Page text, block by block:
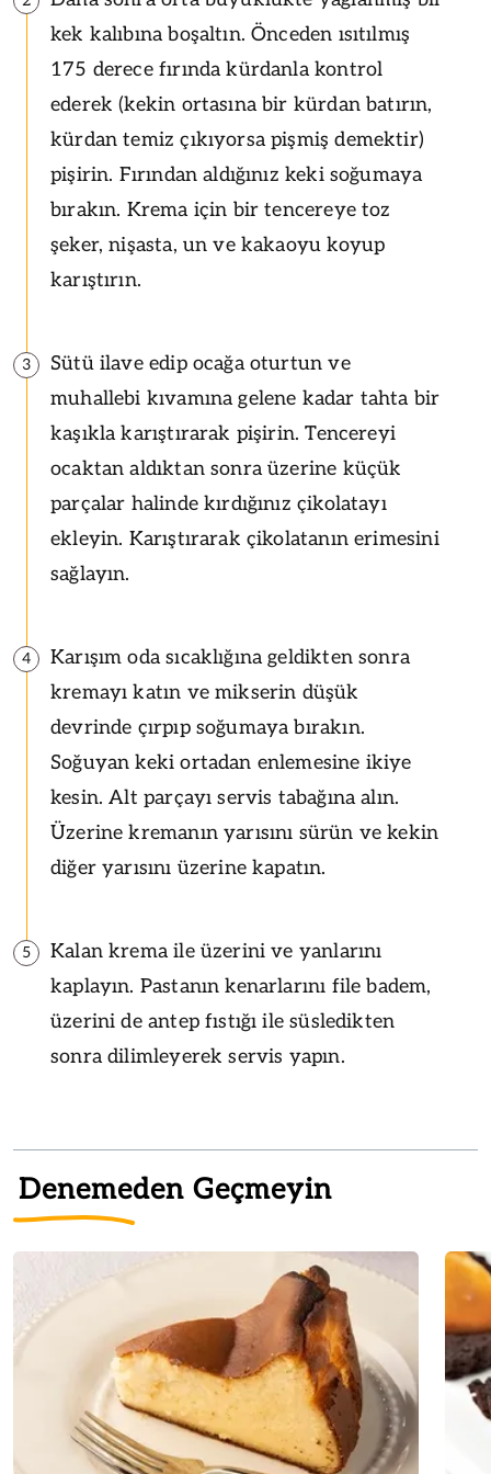
kek kalıbına boşaltın. Önceden ısıtılmış
175 derece fırında kürdanla kontrol
ederek (kekin ortasına bir kürdan batırın,
kürdan temiz çıkıyorsa pişmiş demektir)
pişirin. Fırından aldığınız keki soğumaya
bırakın. Krema için bir tencereye toz
şeker, nişasta, un ve kakaoyu koyup
karıştırın.
3
Sütü ilave edip ocağa oturtun ve
muhallebi kıvamına gelene kadar tahta bir
kaşıkla karıştırarak pişirin. Tencereyi
ocaktan aldıktan sonra üzerine küçük
parçalar halinde kırdığınız çikolatayı
ekleyin. Karıştırarak çikolatanın erimesini
sağlayın.
4
Karışım oda sıcaklığına geldikten sonra
kremayı katın ve mikserin düşük
devrinde çırpıp soğumaya bırakın.
Soğuyan keki ortadan enlemesine ikiye
kesin. Alt parçayı servis tabağına alın.
Üzerine kremanın yarısını sürün ve kekin
diğer yarısını üzerine kapatın.
5
Kalan krema ile üzerini ve yanlarını
kaplayın. Pastanın kenarlarını file badem,
üzerini de antep fıstığı ile süsledikten
sonra dilimleyerek servis yapın.
Denemeden Geçmeyin